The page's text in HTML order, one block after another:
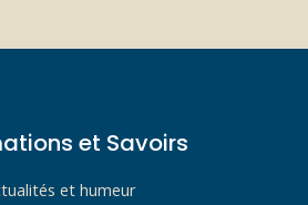
et Savoirs
et humeur